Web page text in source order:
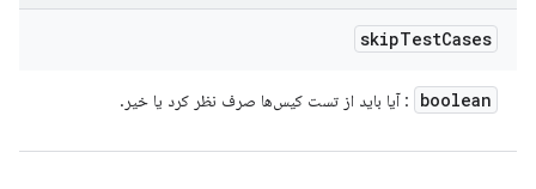
skipTestCases
boolean : آیا باید از تست کیس‌ها صرف نظر کرد یا خیر.